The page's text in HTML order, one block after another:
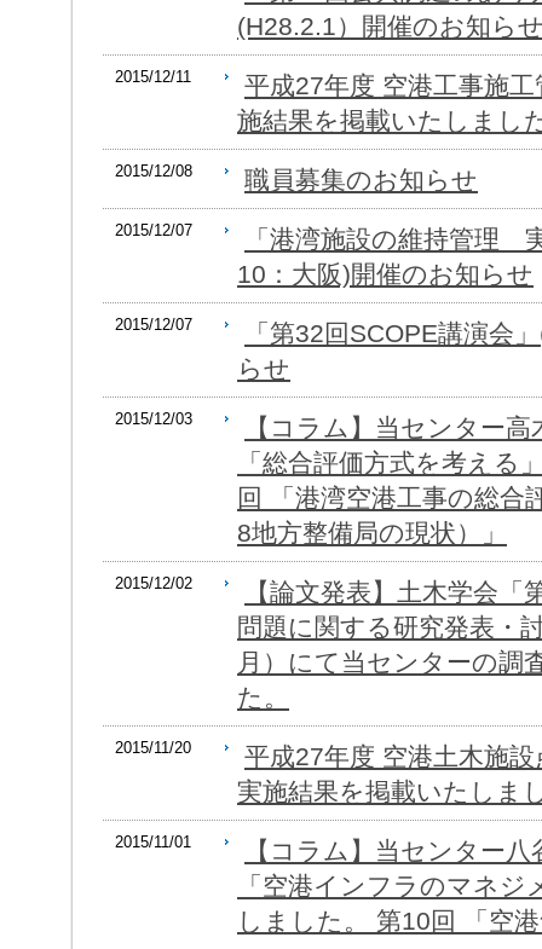
(H28.2.1）開催のお知ら
2015/12/11
平成27年度 空港工事施
施結果を掲載いたしまし
2015/12/08 職員募集のお知らせ
2015/12/07
「港湾施設の維持管理
10：大阪)開催のお知らせ
2015/12/07
「第32回SCOPE講演会
らせ
2015/12/03
【コラム】当センター
「総合評価方式を考える
回 「港湾空港工事の総合
8地方整備局の現状）」
2015/12/02
【論文発表】土木学会
問題に関する研究発表・
月）にて当センターの調
た。
2015/11/20
平成27年度 空港土木施
実施結果を掲載いたしま
2015/11/01
【コラム】当センター
「空港インフラのマネ
しました。 第10回 「空